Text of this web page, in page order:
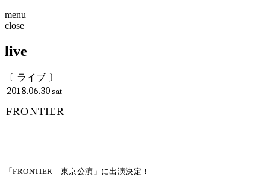
menu
close
live
〔 ライブ 〕
2018.06.30sat
FRONTIER
「FRONTIER 東京公演」に出演決定！